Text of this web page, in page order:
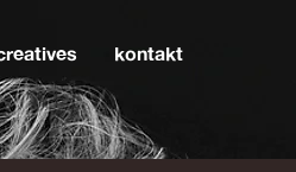
kontakt